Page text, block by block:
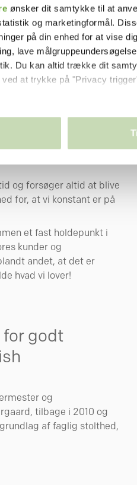
ønsker dit samtykke til at
og marketingformål.
på din enhed for at vise
lave
Du kan altid trække dit
at trykke på "Privacy
baseret på en scanning af
vores indhold og
om din brug af
Vores
fra din brug af deres
værdier
del af vores DNA,
hverdag i
nøgleord hos
og forsøger altid at blive
for, at vi konstant er på
et fast holdepunkt i
kunder og
andet, at det er
hvad vi lover!
for godt
og
tilbage i 2010 og
af faglig stolthed,